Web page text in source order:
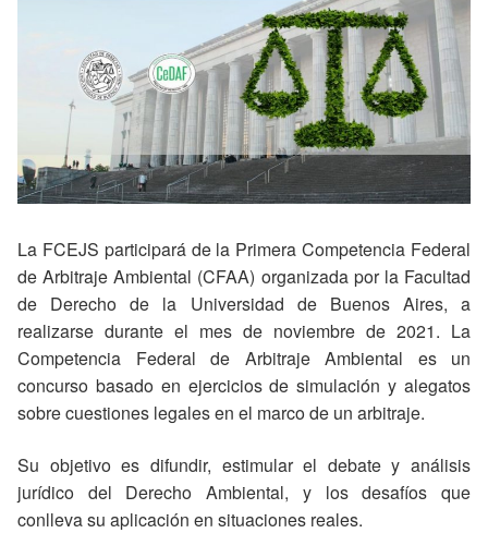
La FCEJS participará de la Primera Competencia Federal
de Arbitraje Ambiental (CFAA) organizada por la Facultad
de Derecho de la Universidad de Buenos Aires, a
realizarse durante el mes de noviembre de 2021. La
Competencia Federal de Arbitraje Ambiental es un
concurso basado en ejercicios de simulación y alegatos
sobre cuestiones legales en el marco de un arbitraje.
Su objetivo es difundir, estimular el debate y análisis
jurídico del Derecho Ambiental, y los desafíos que
conlleva su aplicación en situaciones reales.